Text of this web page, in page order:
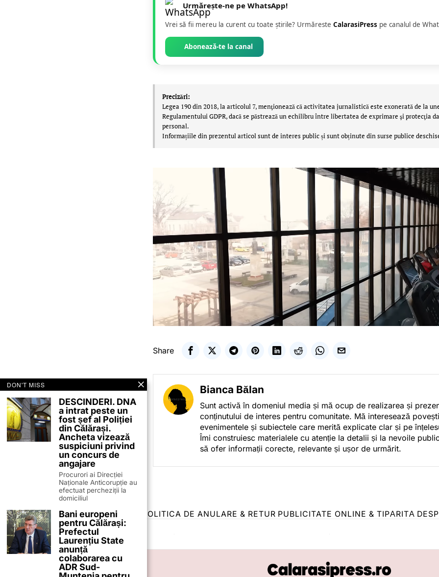
Urmărește-ne pe WhatsApp!
Vrei să fii mereu la curent cu toate știrile? Urmăreste CalarasiPress pe canalul de
Abonează-te la canal
Precizări:
Legea 190 din 2018, la articolul 7, menţionează că activitatea jurnalistică este exonerată de la
Regulamentului GDPR, dacă se păstrează un echilibru între libertatea de exprimare şi protecţia
personal.
Informațiile din prezentul articol sunt de interes public și sunt obținute din surse publice
Share
Bianca Bălan
Sunt activă în domeniul media și mă ocup de realizarea și
conținutului de interes pentru comunitate. Mă interesează
evenimentele și subiectele care merită explicate clar și pe
Îmi construiesc materialele cu atenție la detalii și la nevoile
să ofer informații corecte, relevante și ușor de urmărit.
TERMENI ȘI CONDIȚII COOKIES POLITICA DE ANULARE & RETUR PUBLICITATE ONLINE & TIPĂRITĂ
DON'T MISS
DESCINDERI. DNA
a intrat peste un
fost șef al Poliției
din Călărași.
Ancheta vizează
suspiciuni privind
un concurs de
angajare
Procurori ai Direcției
Naționale Anticorupție au
efectuat percheziții la
domiciliul
Bani europeni
pentru Călărași:
Prefectul
Laurențiu State
anunță
colaborarea cu
ADR Sud-